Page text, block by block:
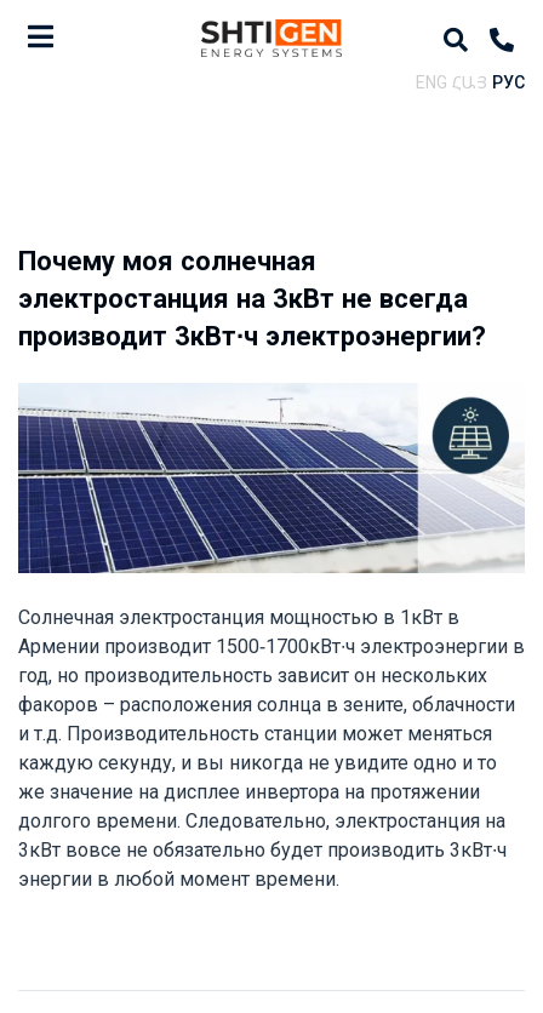
ENG ՀԱՅ РУС
Почему моя солнечная
электростанция на 3кВт не всегда
производит 3кВт∙ч электроэнергии?
Солнечная электростанция мощностью в 1кВт в
Армении производит 1500-1700кВт∙ч электроэнергии в
год, но производительность зависит он нескольких
факоров – расположения солнца в зените, облачности
и т.д. Производительность станции может меняться
каждую секунду, и вы никогда не увидите одно и то
же значение на дисплее инвертора на протяжении
долгого времени. Следовательно, электростанция на
3кВт вовсе не обязательно будет производить 3кВт∙ч
энергии в любой момент времени.